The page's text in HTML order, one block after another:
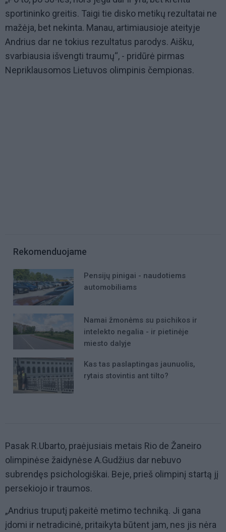
sportininko greitis. Taigi tie disko metikų rezultatai ne
mažėja, bet nekinta. Manau, artimiausioje ateityje
Andrius dar ne tokius rezultatus parodys. Aišku,
svarbiausia išvengti traumų“, - pridūrė pirmas
Nepriklausomos Lietuvos olimpinis čempionas.
Rekomenduojame
Pensijų pinigai - naudotiems
automobiliams
Namai žmonėms su psichikos ir
intelekto negalia - ir pietinėje
miesto dalyje
Kas tas paslaptingas jaunuolis,
rytais stovintis ant tilto?
Pasak R.Ubarto, praėjusiais metais Rio de Žaneiro
olimpinėse žaidynėse A.Gudžius dar nebuvo
subrendęs psichologiškai. Beje, prieš olimpinį startą jį
persekiojo ir traumos.
„Andrius truputį pakeitė metimo techniką. Ji gana
įdomi ir netradicinė, pritaikyta būtent jam, nes jis nėra